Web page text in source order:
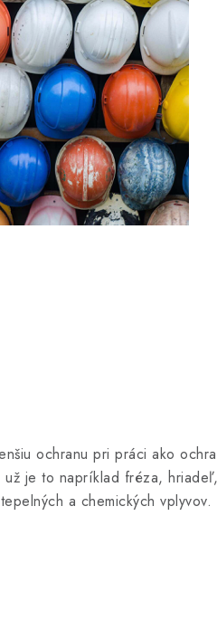
ochranu pri práci ako
je to napríklad fréza,
a chemických vplyvov.